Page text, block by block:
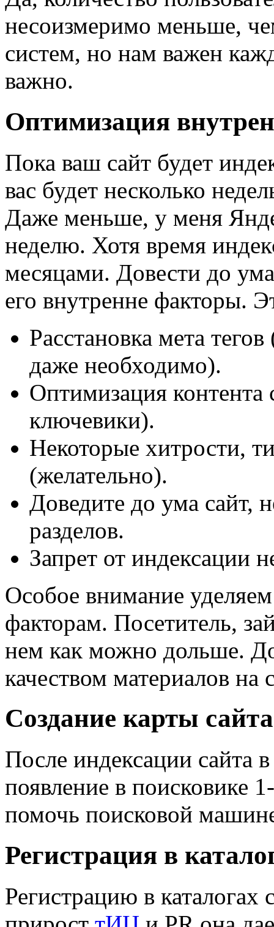
несоизмеримо меньше,
систем, но нам важен
важно.
Оптимизация
Пока ваш сайт будет
вас будет несколько
Даже меньше, у меня
неделю. Хотя время
месяцами. Довести до
его внутренне факторы.
Расстановка мета
даже необходимо).
Оптимизация контента
ключевики).
Некоторые хитрости,
(желательно).
Доведите до ума сайт,
разделов.
Запрет от индексации
Особое внимание
факторам. Посетитель,
нем как можно дольше.
качеством материалов на
Создание карты сайта
После индексации сайта
появление в поисковике
помочь поисковой
Регистрация в
Регистрацию в каталогах